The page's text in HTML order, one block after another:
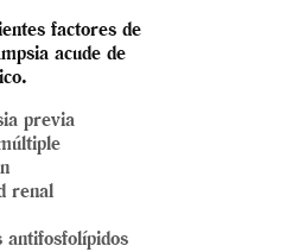
factores de
acude de
previa
renal
antifosfolípidos